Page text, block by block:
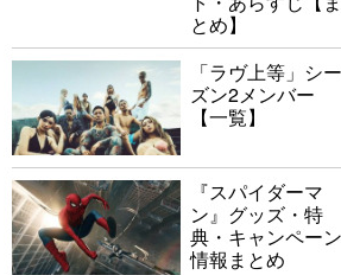
とめ】
「ラヴ上等」シー
ズン2メンバー
【一覧】
『スパイダーマ
ン』グッズ・特
典・キャンペーン
情報まとめ